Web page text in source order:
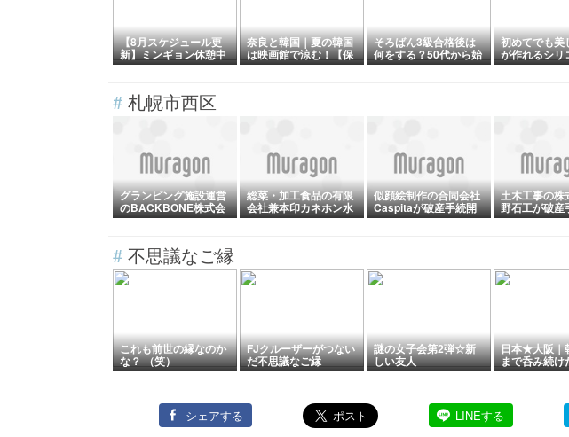
【8月スケジュール更
新】ミンギョン休憩中
｜奈良はんぐる教室の
奈良と韓国｜夏の韓国
は映画館で涼む！【保
存版】
そろばん3級合格後は
何をする？50代から始
めた私が楽しんでいる
初めてでも美
が作れるシリ
ルドの魔法
# 札幌市西区
グランピング施設運営
のBACKBONE株式会
社が破産手続開始決定
総菜・加工食品の有限
会社兼本印カネホン水
産が自己破産へ
似顔絵制作の合同会社
Caspitaが破産手続開
始決定
土木工事の株
野石工が破産
決定
# 不思議なご縁
これも前世の縁なのか
な？ （笑）
FJクルーザーがつない
だ不思議なご縁
謎の女子会第2弾☆新
しい友人
日本★大阪｜
まで呑み続け
【皐月賞】レ
シェアする LINEする